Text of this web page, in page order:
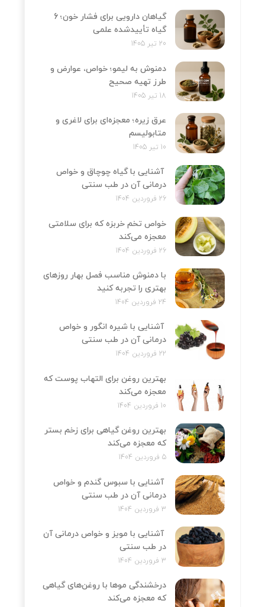
گیاهان دارویی برای فشار خون؛ 6
گیاه تأییدشده علمی
20 تیر 1405
دمنوش به لیمو؛ خواص، عوارض و
طرز تهیه صحیح
18 تیر 1405
عرق زیره؛ معجزه‌ای برای لاغری و
متابولیسم
10 تیر 1405
آشنایی با گیاه چوچاق و خواص
درمانی آن در طب سنتی
26 فروردین 1404
خواص تخم خربزه که برای سلامتی
معجزه می‌کند
26 فروردین 1404
با دمنوش مناسب فصل بهار روزهای
بهتری را تجربه کنید
24 فروردین 1404
آشنایی با شیره انگور و خواص
درمانی آن در طب سنتی
22 فروردین 1404
بهترین روغن برای التهاب پوست که
معجزه می‌کند
10 فروردین 1404
بهترین روغن گیاهی برای زخم بستر
که معجزه می‌کند
5 فروردین 1404
آشنایی با سبوس گندم و خواص
درمانی آن در طب سنتی
3 فروردین 1404
آشنایی با مویز و خواص درمانی آن
در طب سنتی
3 فروردین 1404
درخشندگی موها با روغن‌های گیاهی
که معجزه می‌کند